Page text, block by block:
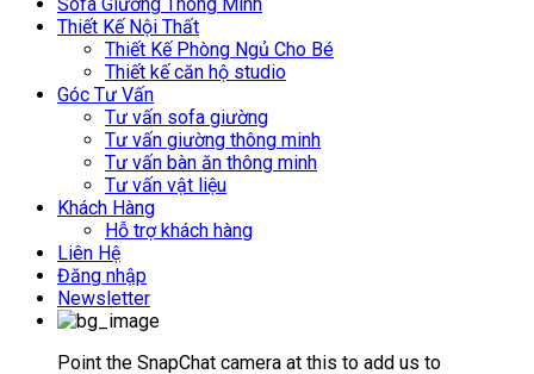
Thiết Kế Nội Thất
Thiết Kế Phòng Ngủ Cho Bé
Thiết kế căn hộ studio
Góc Tư Vấn
Tư vấn sofa giường
Tư vấn giường thông minh
Tư vấn bàn ăn thông minh
Tư vấn vật liệu
Khách Hàng
Hỗ trợ khách hàng
Liên Hệ
Đăng nhập
Newsletter
Point the SnapChat camera at this to add us to